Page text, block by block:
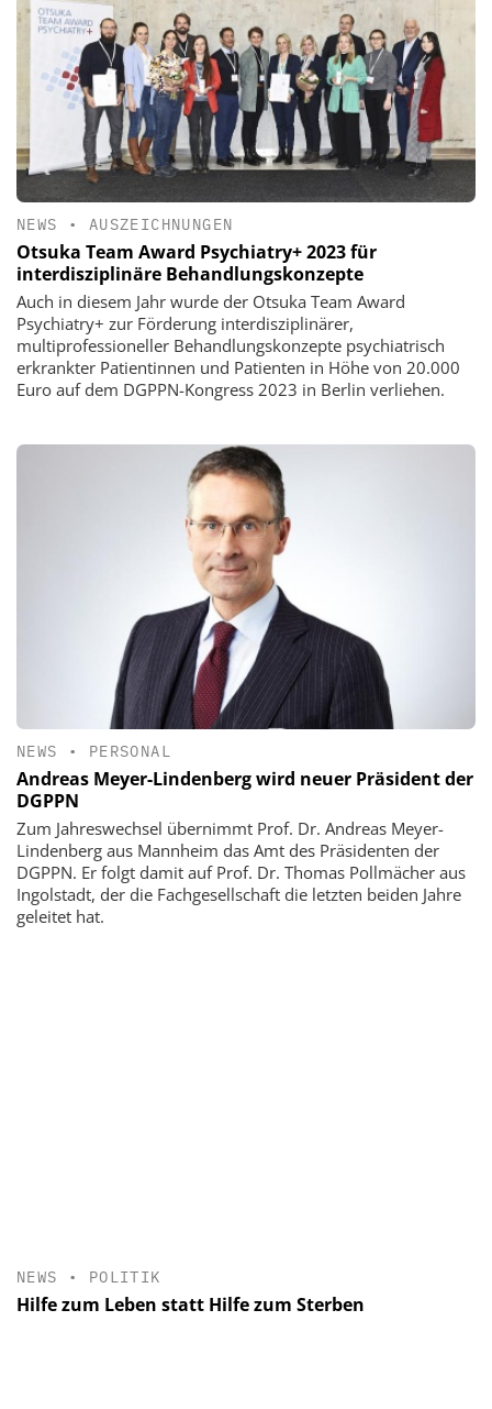
NEWS • AUSZEICHNUNGEN
Otsuka Team Award Psychiatry+ 2023 für
interdisziplinäre Behandlungskonzepte
Auch in diesem Jahr wurde der Otsuka Team Award
Psychiatry+ zur Förderung interdisziplinärer,
multiprofessioneller Behandlungskonzepte psychiatrisch
erkrankter Patientinnen und Patienten in Höhe von 20.000
Euro auf dem DGPPN-Kongress 2023 in Berlin verliehen.
NEWS • PERSONAL
Andreas Meyer-Lindenberg wird neuer Präsident der
DGPPN
Zum Jahreswechsel übernimmt Prof. Dr. Andreas Meyer-
Lindenberg aus Mannheim das Amt des Präsidenten der
DGPPN. Er folgt damit auf Prof. Dr. Thomas Pollmächer aus
Ingolstadt, der die Fachgesellschaft die letzten beiden Jahre
geleitet hat.
NEWS • POLITIK
Hilfe zum Leben statt Hilfe zum Sterben